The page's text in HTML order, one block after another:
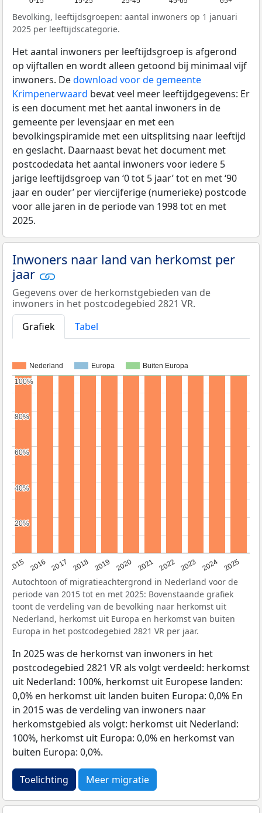
Bevolking, leeftijdsgroepen: aantal inwoners op 1 januari
2025 per leeftijdscategorie.
Het aantal inwoners per leeftijdsgroep is afgerond
op vijftallen en wordt alleen getoond bij minimaal vijf
inwoners. Dedownload voor de gemeente
Krimpenerwaard bevat veel meer leeftijdgegevens: Er
is een document met het aantal inwoners in de
gemeente per levensjaar en met een
bevolkingspiramide met een uitsplitsing naar leeftijd
en geslacht. Daarnaast bevat het document met
postcodedata het aantal inwoners voor iedere 5
jarige leeftijdsgroep van ‘0 tot 5 jaar’ tot en met ‘90
jaar en ouder’ per viercijferige (numerieke) postcode
voor alle jaren in de periode van 1998 tot en met
2025.
Inwoners naar land van herkomst per
jaar
Gegevens over de herkomstgebieden van de
inwoners in het postcodegebied 2821 VR.
Grafiek
Tabel
Nederland Europa Buiten Europa
2015 2016 2017 2018 2019 2020 2021 2022 2023 2024 2025
20%
20%
40%
40%
60%
60%
80%
80%
100%
100%
Autochtoon of migratieachtergrond in Nederland voor de
periode van 2015 tot en met 2025: Bovenstaande grafiek
toont de verdeling van de bevolking naar herkomst uit
Nederland, herkomst uit Europa en herkomst van buiten
Europa in het postcodegebied 2821 VR per jaar.
In 2025 was de herkomst van inwoners in het
postcodegebied 2821 VR als volgt verdeeld: herkomst
uit Nederland: 100%, herkomst uit Europese landen:
0,0% en herkomst uit landen buiten Europa: 0,0% En
in 2015 was de verdeling van inwoners naar
herkomstgebied als volgt: herkomst uit Nederland:
100%, herkomst uit Europa: 0,0% en herkomst van
buiten Europa: 0,0%.
Toelichting Meer migratie